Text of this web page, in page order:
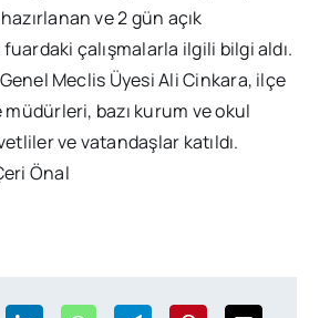
ve 2 gün açık
çalışmalarla ilgili bilgi aldı.
Genel Meclis Üyesi Ali Cinkara, ilçe
bazı kurum ve okul
ve vatandaşlar katıldı.
Önal